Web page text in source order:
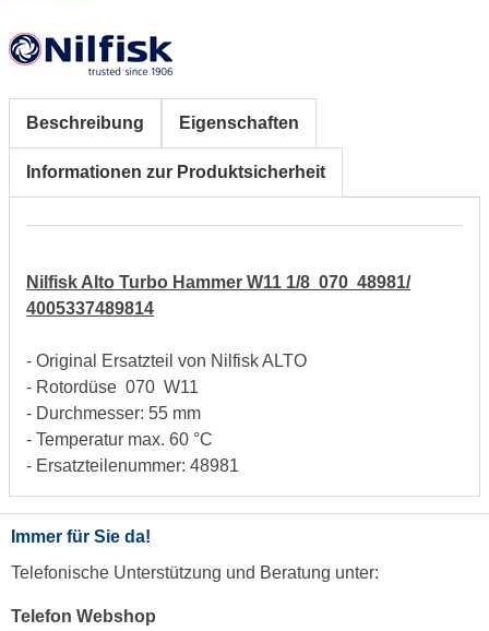
Beschreibung Eigenschaften
Informationen zur Produktsicherheit
Nilfisk Alto Turbo Hammer W11 1/8 070 48981/
4005337489814
- Original Ersatzteil von Nilfisk ALTO
- Rotordüse 070 W11
- Durchmesser: 55 mm
- Temperatur max. 60 °C
- Ersatzteilenummer: 48981
Immer für Sie da!
Telefonische Unterstützung und Beratung unter:
Telefon Webshop